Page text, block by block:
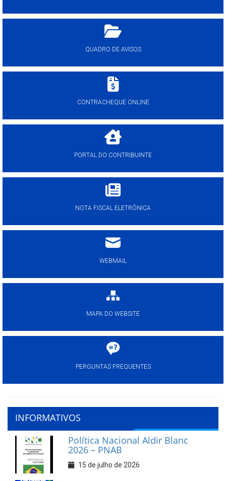
QUADRO DE AVISOS
CONTRACHEQUE ONLINE
PORTAL DO CONTRIBUINTE
NOTA FISCAL ELETRÔNICA
WEBMAIL
MAPA DO WEBSITE
PERGUNTAS FREQUENTES
INFORMATIVOS
Política Nacional Aldir Blanc
2026 – PNAB
15 de julho de 2026